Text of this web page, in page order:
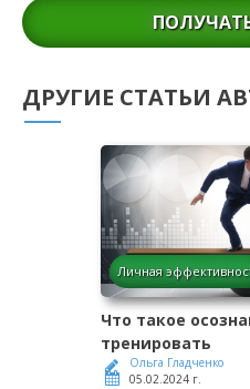
ДРУГИЕ СТАТЬИ
Личная
Что такое
тренировать
Ольга Гладченко
05.02.2024 г.